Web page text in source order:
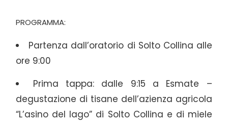
PROGRAMMA:
Partenza dall’oratorio di Solto Collina alle
ore 9:00
Prima tappa: dalle 9:15 a Esmate –
degustazione di tisane dell’azienza agricola
“L’asino del lago” di Solto Collina e di miele